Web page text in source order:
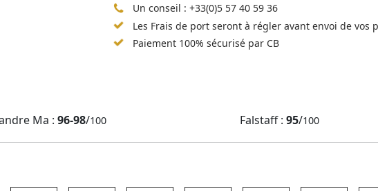
Un conseil : +33(0)5 57 40 59 36
Les Frais de port seront à régler avant envoi de vos
Paiement 100% sécurisé par CB
Ma : 96-98/100 Falstaff : 95/100